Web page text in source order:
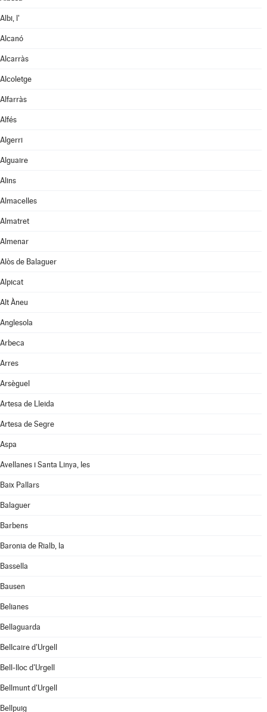
Albi, l'
Alcanó
Alcarràs
Alcoletge
Alfarràs
Alfés
Algerri
Alguaire
Alins
Almacelles
Almatret
Almenar
Alòs de Balaguer
Alpicat
Alt Àneu
Anglesola
Arbeca
Arres
Arsèguel
Artesa de Lleida
Artesa de Segre
Aspa
Avellanes i Santa Linya, les
Baix Pallars
Balaguer
Barbens
Baronia de Rialb, la
Bassella
Bausen
Belianes
Bellaguarda
Bellcaire d'Urgell
Bell-lloc d'Urgell
Bellmunt d'Urgell
Bellpuig